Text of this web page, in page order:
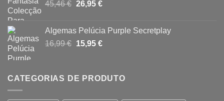
16,90 €.15,80 €.
45,46€ O
era:
45,46 €.
26,95 €O
é:
26,95 €.
Algemas Pelúcia Purple Secretplay
16,99€ O
era:
15,95 €O
é:
CATEGORIAS DE PRODUTO